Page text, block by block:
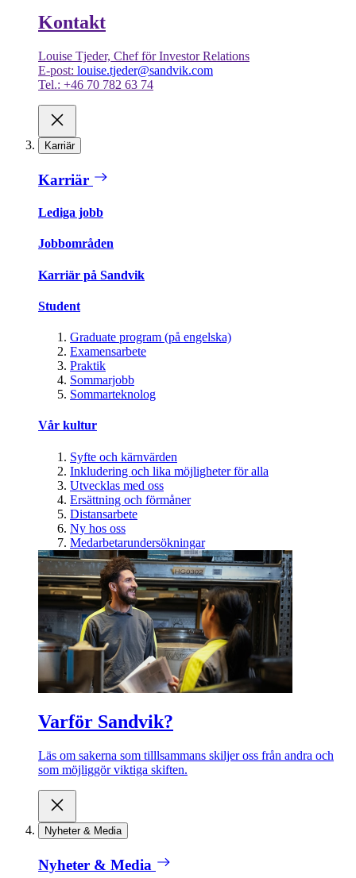
Kontakt
Louise Tjeder, Chef för Investor Relations
E-post: louise.tjeder@sandvik.com
Tel.: +46 70 782 63 74
Karriär
Karriär
Lediga jobb
Jobbområden
Karriär på Sandvik
Student
Graduate program (på engelska)
Examensarbete
Praktik
Sommarjobb
Sommarteknolog
Vår kultur
Syfte och kärnvärden
Inkludering och lika möjligheter för alla
Utvecklas med oss
Ersättning och förmåner
Distansarbete
Ny hos oss
Medarbetarundersökningar
Varför Sandvik?
Läs om sakerna som tilllsammans skiljer oss från andra och
som möjliggör viktiga skiften.
Nyheter & Media
Nyheter & Media